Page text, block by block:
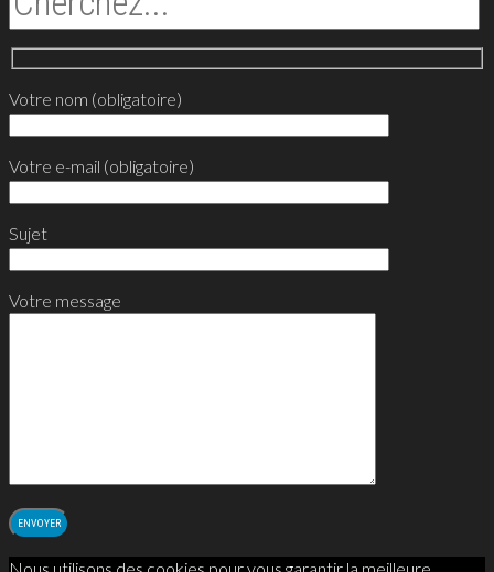
Votre nom (obligatoire)
Votre e-mail (obligatoire)
Sujet
Votre message
Nous utilisons des cookies pour vous garantir la meilleure